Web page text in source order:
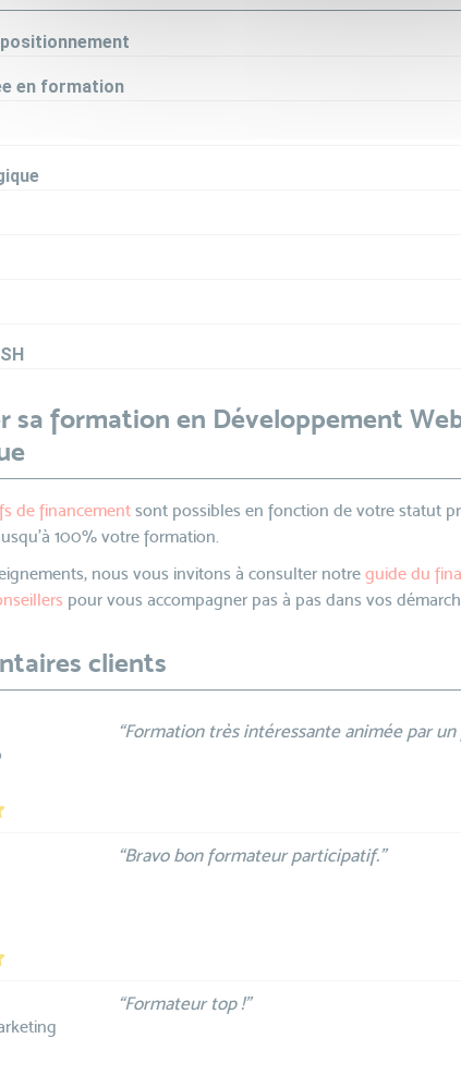
en formation
sa formation en Développement
de financement sont possibles en fonction de votre statut
100% votre formation.
nous vous invitons à consulter notre guide du
pour vous accompagner pas à pas dans vos
clients
“Formation très intéressante animée par un
“Bravo bon formateur participatif.”
“Formateur top !”